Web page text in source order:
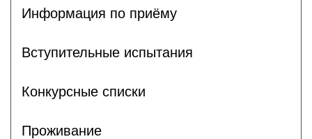
Информация по приёму
Вступительные испытания
Конкурсные списки
Проживание